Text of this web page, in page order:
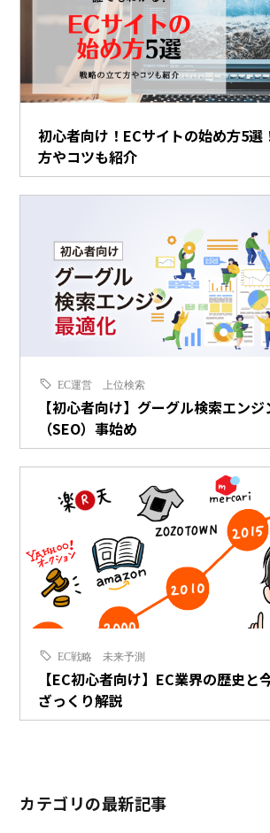
初心者向け！ECサイトの始め方5選
方やコツも紹介
EC運営 上位検索
【初心者向け】グーグル検索エン
（SEO）事始め
EC戦略 未来予測
【EC初心者向け】EC業界の歴史と
ざっくり解説
カテゴリの最新記事